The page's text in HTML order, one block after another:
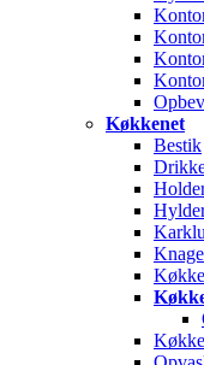
Køkkenet
Bestik